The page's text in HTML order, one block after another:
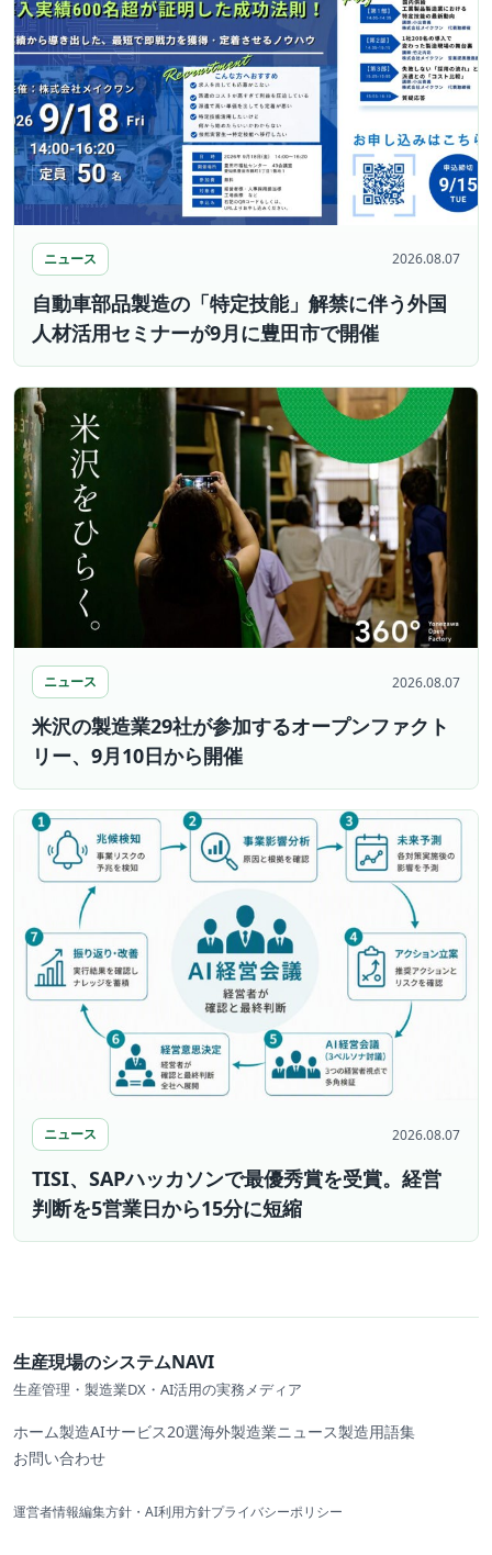
ニュース 2026.08.07
自動車部品製造の「特定技能」解禁に伴う外国
人材活用セミナーが9月に豊田市で開催
ニュース 2026.08.07
米沢の製造業29社が参加するオープンファクト
リー、9月10日から開催
ニュース 2026.08.07
TISI、SAPハッカソンで最優秀賞を受賞。経営
判断を5営業日から15分に短縮
生産現場のシステムNAVI
生産管理・製造業DX・AI活用の実務メディア
ホーム製造AIサービス20選海外製造業ニュース製造用語集
お問い合わせ
運営者情報編集方針・AI利用方針プライバシーポリシー